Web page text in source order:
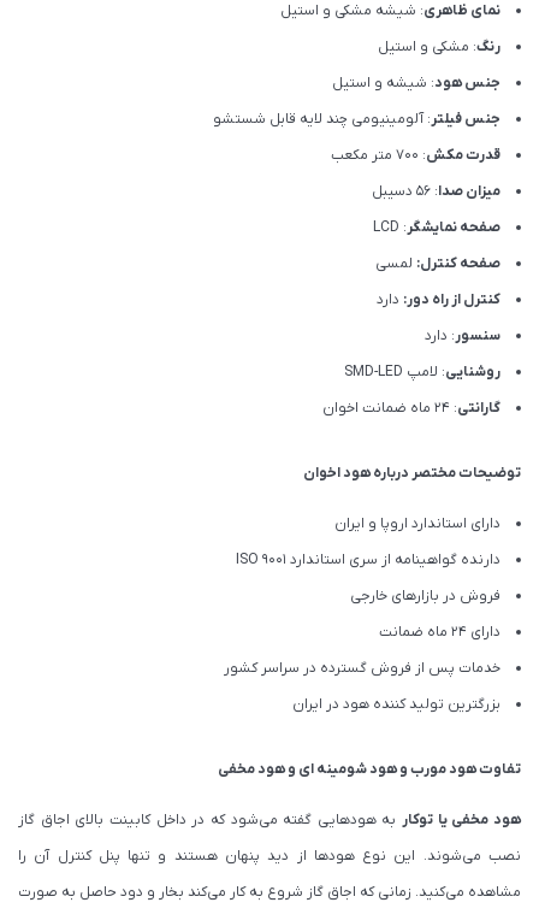
نمای ظاهری: شیشه مشکی و استیل
رنگ: مشکی و استیل
جنس هود: شیشه و استیل
جنس فیلتر: آلومینیومی چند لایه قابل شستشو
قدرت مکش: 700 متر مکعب
میزان صدا: 56 دسیبل
صفحه نمایشگر: LCD
صفحه کنترل: لمسی
کنترل از راه دور: دارد
سنسور: دارد
روشنایی: لامپ SMD-LED
گارانتی: 24 ماه ضمانت اخوان
توضیحات مختصر درباره هود اخوان
دارای استاندارد اروپا و ایران
دارنده گواهینامه از سری استاندارد ISO 9001
فروش در بازارهای خارجی
دارای 24 ماه ضمانت
خدمات پس از فروش گسترده در سراسر کشور
بزرگترین تولید کننده هود در ایران
تفاوت هود مورب و هود شومینه ای و هود مخفی
هود مخفی یا توکاربه هودهایی گفته می‌شود که در داخل کابینت بالای اجاق گاز
نصب می‌شوند. این نوع هودها از دید پنهان هستند و تنها پنل کنترل آن را
مشاهده می‌کنید. زمانی که اجاق گاز شروع به کار می‌کند بخار و دود حاصل به صورت